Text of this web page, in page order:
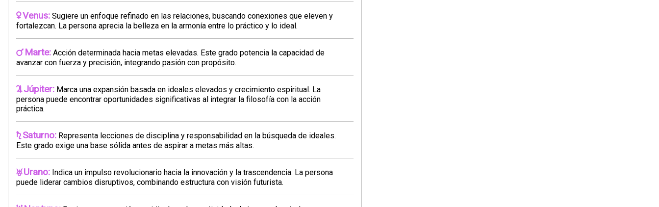
Venus: Sugiere un enfoque refinado en las relaciones, buscando conexiones que eleven y
fortalezcan. La persona aprecia la belleza en la armonía entre lo práctico y lo ideal.
Marte: Acción determinada hacia metas elevadas. Este grado potencia la capacidad de
avanzar con fuerza y precisión, integrando pasión con propósito.
Júpiter: Marca una expansión basada en ideales elevados y crecimiento espiritual. La
persona puede encontrar oportunidades significativas al integrar la filosofía con la acción
práctica.
Saturno: Representa lecciones de disciplina y responsabilidad en la búsqueda de ideales.
Este grado exige una base sólida antes de aspirar a metas más altas.
Urano: Indica un impulso revolucionario hacia la innovación y la trascendencia. La persona
puede liderar cambios disruptivos, combinando estructura con visión futurista.